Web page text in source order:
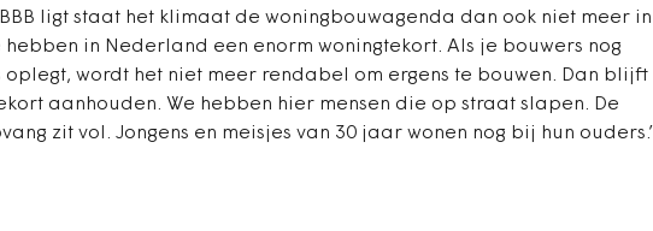
ligt staat het klimaat de woningbouwagenda dan ook niet meer in
hebben in Nederland een enorm woningtekort. Als je bouwers nog
oplegt, wordt het niet meer rendabel om ergens te bouwen. Dan blijft
aanhouden. We hebben hier mensen die op straat slapen. De
zit vol. Jongens en meisjes van 30 jaar wonen nog bij hun ouders.’